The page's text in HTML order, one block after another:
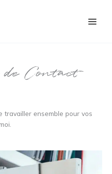
Contact
travailler ensemble pour vos